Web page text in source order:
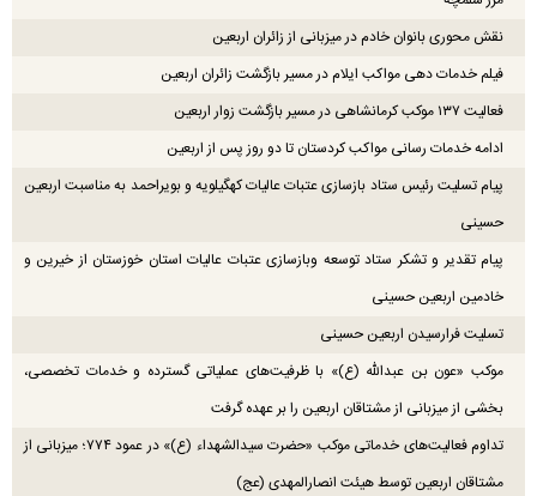
نقش محوری بانوان خادم در میزبانی از زائران اربعین
فیلم خدمات دهی مواکب ایلام در مسیر بازگشت زائران اربعین
فعالیت ۱۳۷ موکب کرمانشاهی در مسیر بازگشت زوار اربعین
ادامه خدمات رسانی مواکب کردستان تا دو روز پس از اربعین
پیام تسلیت رئیس ستاد بازسازی عتبات عالیات کهگیلویه و بویراحمد به مناسبت اربعین
حسینی
پیام تقدیر و تشکر ستاد توسعه وبازسازی عتبات عالیات استان خوزستان از خیرین و
خادمین اربعین حسینی
تسلیت فرارسیدن اربعین حسینی
موکب «عون بن عبدالله (ع)» با ظرفیت‌های عملیاتی گسترده و خدمات تخصصی،
بخشی از میزبانی از مشتاقان اربعین را بر عهده گرفت
تداوم فعالیت‌های خدماتی موکب «حضرت سیدالشهداء (ع)» در عمود ۷۷۴؛ میزبانی از
مشتاقان اربعین توسط هیئت انصارالمهدی (عج)